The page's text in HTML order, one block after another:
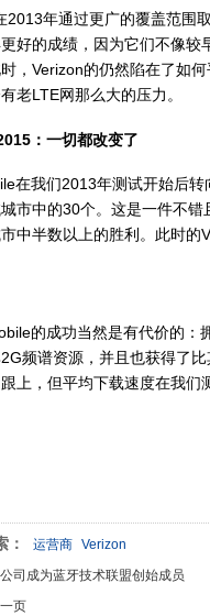
年通过更广的覆盖范围取
好的成绩，因为它们不像
，Verizon的仍然陷在了如
老LTE网那么大的压力。
：一切都改变了
我们2013年测试开始后转
市中的30个。这是一件不
中半数以上的胜利。此时
的成功当然是有代价的：
频谱资源，并且也获得了
上，但平均下载速度在我们
： 运营商 Verizon
司成为蓝牙技术联盟创始成员
页